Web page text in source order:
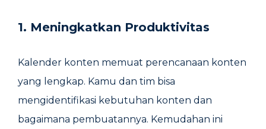
1. Meningkatkan Produktivitas
Kalender konten memuat perencanaan konten
yang lengkap. Kamu dan tim bisa
mengidentifikasi kebutuhan konten dan
bagaimana pembuatannya. Kemudahan ini